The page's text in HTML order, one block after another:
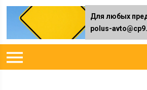
Для любых
polus-